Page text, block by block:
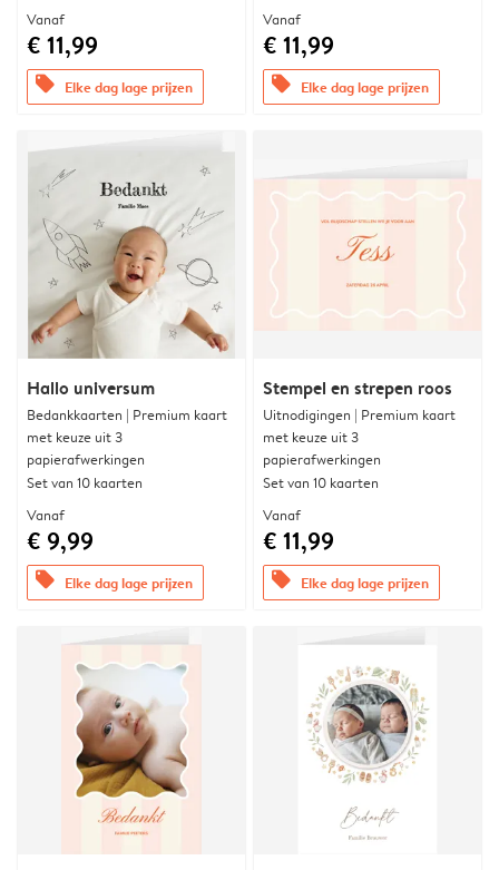
Vanaf
€ 11,99
offers Elke dag lage prijzen
Vanaf
€ 11,99
offers Elke dag lage prijzen
Hallo universum
Bedankkaarten | Premium kaart
met keuze uit 3
papierafwerkingen
Set van 10 kaarten
Vanaf
€ 9,99
offers Elke dag lage prijzen
Stempel en strepen roos
Uitnodigingen | Premium kaart
met keuze uit 3
papierafwerkingen
Set van 10 kaarten
Vanaf
€ 11,99
offers Elke dag lage prijzen